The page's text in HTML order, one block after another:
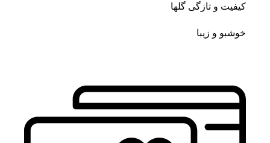
کیفیت و تازگی گلها
خوشبو و زیبا